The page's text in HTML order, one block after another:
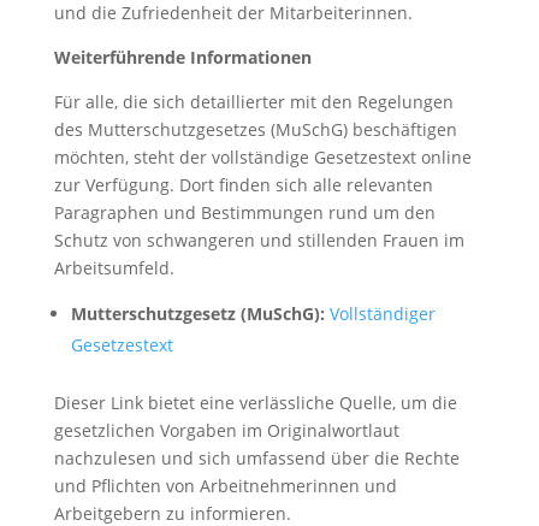
und die Zufriedenheit der Mitarbeiterinnen.
Weiterführende Informationen
Für alle, die sich detaillierter mit den Regelungen
des Mutterschutzgesetzes (MuSchG) beschäftigen
möchten, steht der vollständige Gesetzestext online
zur Verfügung. Dort finden sich alle relevanten
Paragraphen und Bestimmungen rund um den
Schutz von schwangeren und stillenden Frauen im
Arbeitsumfeld.
Mutterschutzgesetz (MuSchG): Vollständiger
Gesetzestext
Dieser Link bietet eine verlässliche Quelle, um die
gesetzlichen Vorgaben im Originalwortlaut
nachzulesen und sich umfassend über die Rechte
und Pflichten von Arbeitnehmerinnen und
Arbeitgebern zu informieren.